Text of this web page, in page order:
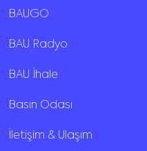
BAUGO
BAU Radyo
BAU İhale
Basın Odası
İletişim & Ulaşım